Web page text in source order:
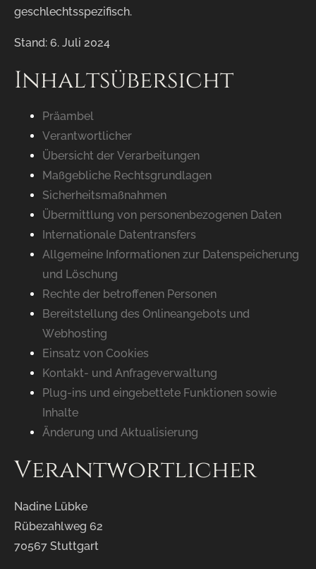
geschlechtsspezifisch.
Stand: 6. Juli 2024
Inhaltsübersicht
Präambel
Verantwortlicher
Übersicht der Verarbeitungen
Maßgebliche Rechtsgrundlagen
Sicherheitsmaßnahmen
Übermittlung von personenbezogenen Daten
Internationale Datentransfers
Allgemeine Informationen zur Datenspeicherung
und Löschung
Rechte der betroffenen Personen
Bereitstellung des Onlineangebots und
Webhosting
Einsatz von Cookies
Kontakt- und Anfrageverwaltung
Plug-ins und eingebettete Funktionen sowie
Inhalte
Änderung und Aktualisierung
Verantwortlicher
Nadine Lübke
Rübezahlweg 62
70567 Stuttgart